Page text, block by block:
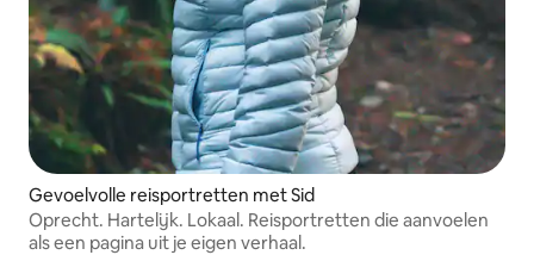
Gevoelvolle reisportretten met Sid
Oprecht. Hartelijk. Lokaal. Reisportretten die aanvoelen
als een pagina uit je eigen verhaal.